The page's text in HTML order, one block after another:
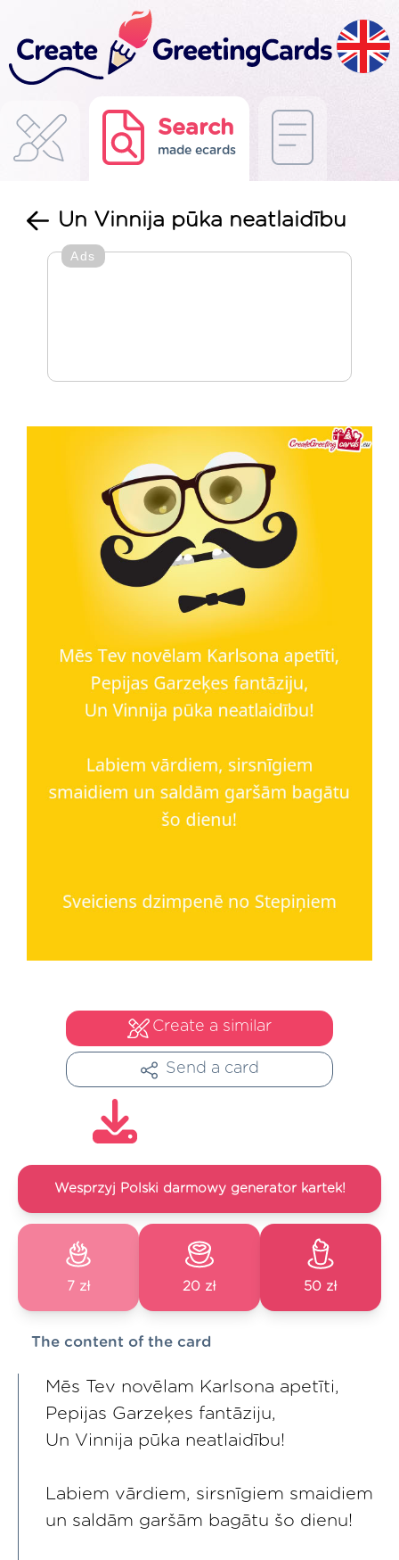
Search
made ecards
Un Vinnija pūka neatlaidību
Ads
Create a similar
Send a card
Wesprzyj Polski darmowy generator kartek!
7 zł 20 zł 50 zł
The content of the card
Mēs Tev novēlam Karlsona apetīti,
Pepijas Garzeķes fantāziju,
Un Vinnija pūka neatlaidību!
Labiem vārdiem, sirsnīgiem smaidiem
un saldām garšām bagātu šo dienu!